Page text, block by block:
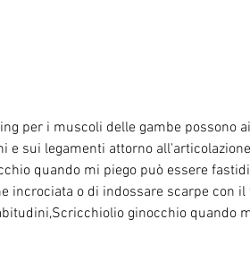
e sui legamenti attorno
quando mi piego può essere
incrociata o di indossare scarpe con
ginocchio quando